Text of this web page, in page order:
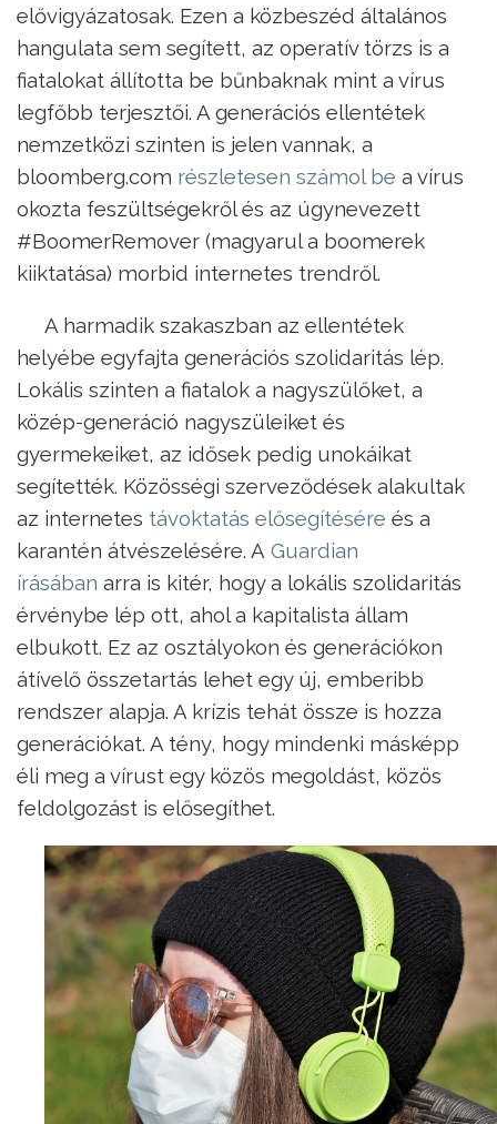
elővigyázatosak. Ezen a közbeszéd általános
hangulata sem segített, az operatív törzs is a
fiatalokat állította be bűnbaknak mint a vírus
legfőbb terjesztői. A generációs ellentétek
nemzetközi szinten is jelen vannak, a
bloomberg.com részletesen számol be a vírus
okozta feszültségekről és az úgynevezett
#BoomerRemover (magyarul a boomerek
kiiktatása) morbid internetes trendről.
A harmadik szakaszban az ellentétek
helyébe egyfajta generációs szolidaritás lép.
Lokális szinten a fiatalok a nagyszülőket, a
közép-generáció nagyszüleiket és
gyermekeiket, az idősek pedig unokáikat
segítették. Közösségi szerveződések alakultak
az internetes távoktatás elősegítésére és a
karantén átvészelésére. A Guardian
írásában arra is kitér, hogy a lokális szolidaritás
érvénybe lép ott, ahol a kapitalista állam
elbukott. Ez az osztályokon és generációkon
átívelő összetartás lehet egy új, emberibb
rendszer alapja. A krízis tehát össze is hozza
generációkat. A tény, hogy mindenki másképp
éli meg a vírust egy közös megoldást, közös
feldolgozást is elősegíthet.